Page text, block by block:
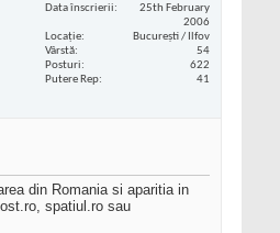
Data înscrierii
25th February
2006
Locaţie
București / Ilfov
Vârstă
54
Posturi
622
Putere Rep
41
din Romania si aparitia in
spatiul.ro sau